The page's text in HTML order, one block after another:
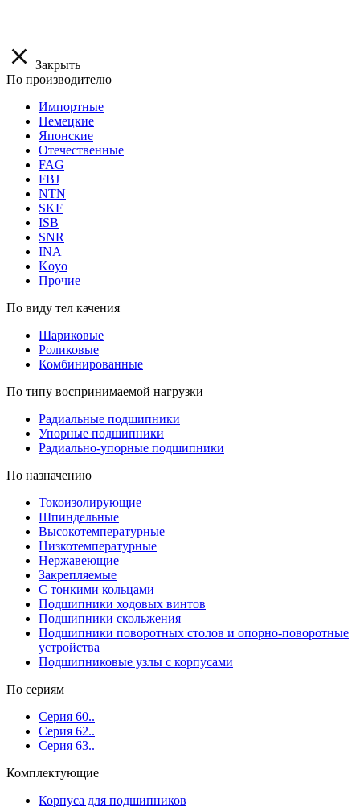
Закрыть
По производителю
Импортные
Немецкие
Японские
Отечественные
FAG
FBJ
NTN
SKF
ISB
SNR
INA
Koyo
Прочие
По виду тел качения
Шариковые
Роликовые
Комбинированные
По типу воспринимаемой нагрузки
Радиальные подшипники
Упорные подшипники
Радиально-упорные подшипники
По назначению
Токоизолирующие
Шпиндельные
Высокотемпературные
Низкотемпературные
Нержавеющие
Закрепляемые
С тонкими кольцами
Подшипники ходовых винтов
Подшипники скольжения
Подшипники поворотных столов и опорно-поворотные
устройства
Подшипниковые узлы с корпусами
По сериям
Серия 60..
Серия 62..
Серия 63..
Комплектующие
Корпуса для подшипников